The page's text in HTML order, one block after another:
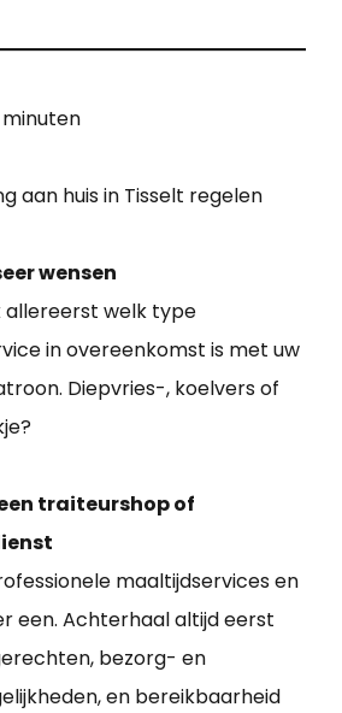
minuten
aan huis in Tisselt regelen
wensen
allereerst welk type
in overeenkomst is met uw
Diepvries-, koelvers of
traiteurshop of
maaltijdservices en
een. Achterhaal altijd eerst
bezorg- en
en bereikbaarheid